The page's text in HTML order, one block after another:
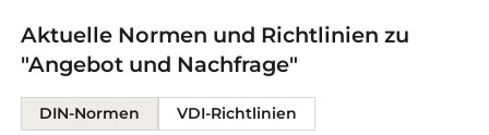
Aktuelle Normen und Richtlinien zu
"Angebot und Nachfrage"
DIN-Normen VDI-Richtlinien